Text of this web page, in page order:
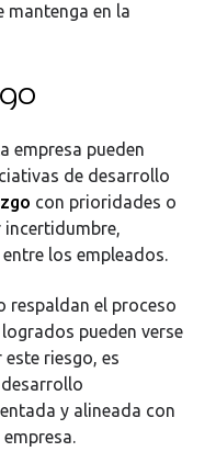
mantenga en la
empresa pueden
de desarrollo
con prioridades o
incertidumbre,
los empleados.
respaldan el proceso
pueden verse
riesgo, es
y alineada con